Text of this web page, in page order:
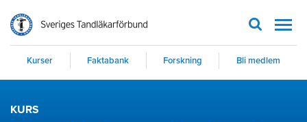
Kurser Faktabank Forskning Bli medlem
KURS